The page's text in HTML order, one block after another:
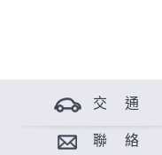
交 通
聯 絡